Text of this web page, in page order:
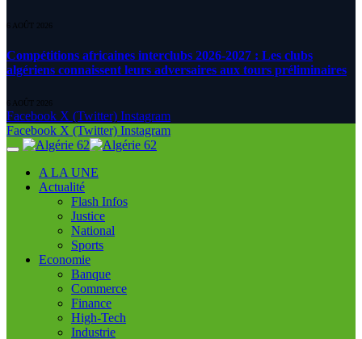
6 AOÛT 2026
Compétitions africaines interclubs 2026-2027 : Les clubs
algériens connaissent leurs adversaires aux tours préliminaires
6 AOÛT 2026
Facebook X (Twitter) Instagram
Facebook X (Twitter) Instagram
A LA UNE
Actualité
Flash Infos
Justice
National
Sports
Economie
Banque
Commerce
Finance
High-Tech
Industrie